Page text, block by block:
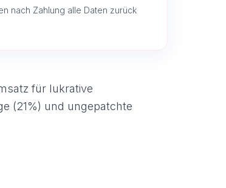
nach Zahlung alle Daten zurück
für lukrative
(21%) und ungepatchte